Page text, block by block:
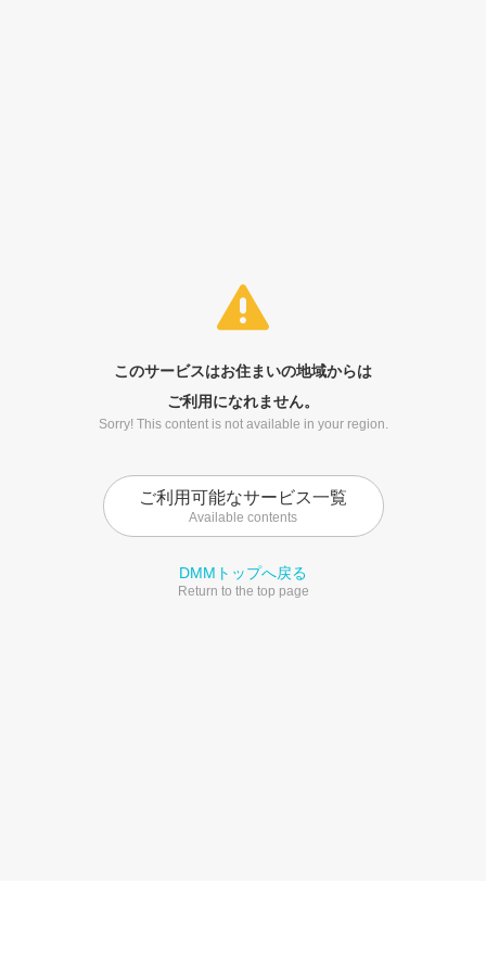
このサービスはお住まいの地域からは
ご利用になれません。
Sorry! This content is not available in your region.
ご利用可能なサービス一覧
Available contents
DMMトップへ戻る
Return to the top page